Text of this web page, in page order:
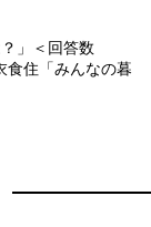
」＜回答数
食住「みんなの暮